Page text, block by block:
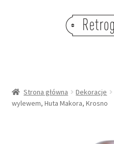
OBRAZY
Strona główna Dekoracje
wylewem, Huta Makora, Krosno